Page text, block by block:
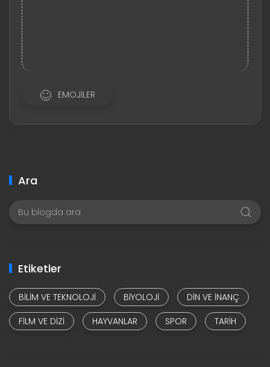
EMOJILER
Ara
Etiketler
BILIM VE TEKNOLOJI BIYOLOJI
DIN VE INANÇ
FILM VE DIZI
HAYVANLAR SPOR TARIH